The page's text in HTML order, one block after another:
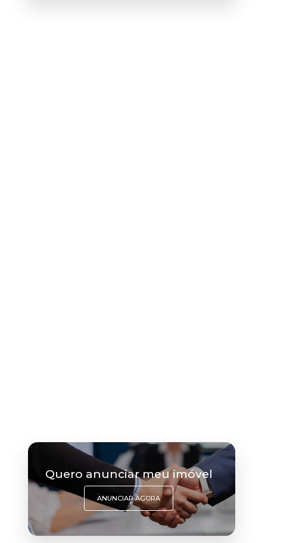
Quero anunciar meu imóvel
ANUNCIAR AGORA